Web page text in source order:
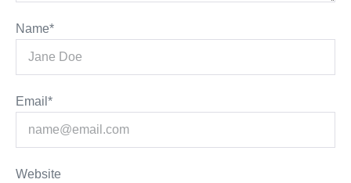
Name*
Email*
Website